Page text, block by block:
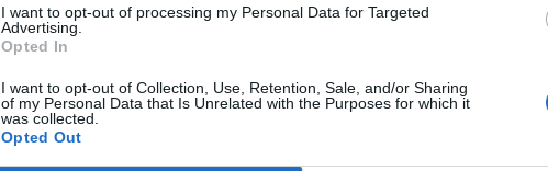
I want to opt-out of processing my Personal Data for Targeted
Advertising.
Opted In
I want to opt-out of Collection, Use, Retention, Sale, and/or Sharing
of my Personal Data that Is Unrelated with the Purposes for which it
was collected.
Opted Out